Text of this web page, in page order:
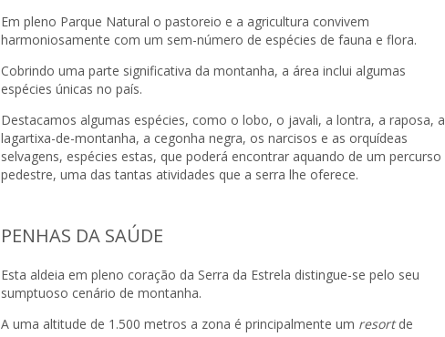
Em pleno Parque Natural o pastoreio e a agricultura convivem
harmoniosamente com um sem-número de espécies de fauna e flora.
Cobrindo uma parte significativa da montanha, a área inclui algumas
espécies únicas no país.
Destacamos algumas espécies, como o lobo, o javali, a lontra, a raposa, a
lagartixa-de-montanha, a cegonha negra, os narcisos e as orquídeas
selvagens, espécies estas, que poderá encontrar aquando de um percurso
pedestre, uma das tantas atividades que a serra lhe oferece.
PENHAS DA SAÚDE
Esta aldeia em pleno coração da Serra da Estrela distingue-se pelo seu
sumptuoso cenário de montanha.
A uma altitude de 1.500 metros a zona é principalmente um resortde